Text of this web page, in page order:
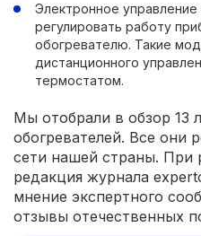
Электронное
регулировать работу
обогревателю. Такие
дистанционного
термостатом.
Мы отобрали в обзор 13
обогревателей. Все они
сети нашей страны. При
редакция журнала
мнение экспертного
отзывы отечественных